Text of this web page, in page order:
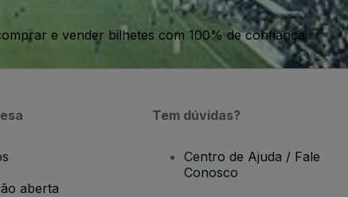
e vender bilhetes com 100% de confiança.
aberta
Tem dúvidas?
Centro de Ajuda / Fale
Conosco